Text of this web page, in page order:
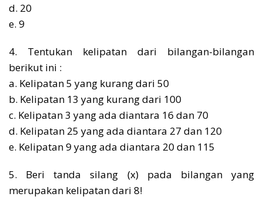
d. 20
e. 9
4. Tentukan kelipatan dari bilangan-bilangan
berikut ini :
a. Kelipatan 5 yang kurang dari 50
b. Kelipatan 13 yang kurang dari 100
c. Kelipatan 3 yang ada diantara 16 dan 70
d. Kelipatan 25 yang ada diantara 27 dan 120
e. Kelipatan 9 yang ada diantara 20 dan 115
5. Beri tanda silang (x) pada bilangan yang
merupakan kelipatan dari 8!